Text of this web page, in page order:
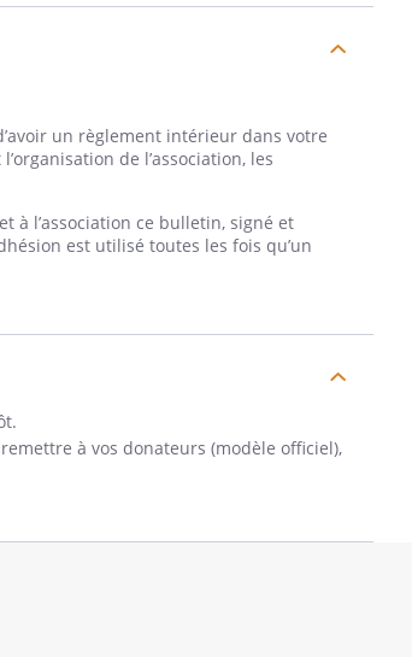
un règlement intérieur dans votre
de l’association, les
à l’association ce bulletin, signé et
est utilisé toutes les fois qu’un
à vos donateurs (modèle officiel),